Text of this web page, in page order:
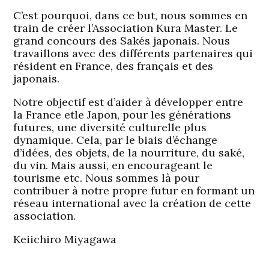
C’est pourquoi, dans ce but, nous sommes en
train de créer l’Association Kura Master. Le
grand concours des Sakés japonais. Nous
travaillons avec des différents partenaires qui
résident en France, des français et des
japonais.
Notre objectif est d’aider à développer entre
la France etle Japon, pour les générations
futures, une diversité culturelle plus
dynamique. Cela, par le biais d’échange
d’idées, des objets, de la nourriture, du saké,
du vin. Mais aussi, en encourageant le
tourisme etc. Nous sommes là pour
contribuer à notre propre futur en formant un
réseau international avec la création de cette
association.
Keiichiro Miyagawa